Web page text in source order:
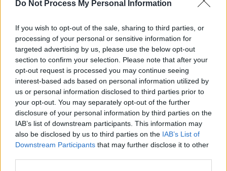
Do Not Process My Personal Information
If you wish to opt-out of the sale, sharing to third parties, or
processing of your personal or sensitive information for
targeted advertising by us, please use the below opt-out
section to confirm your selection. Please note that after your
opt-out request is processed you may continue seeing
interest-based ads based on personal information utilized by
us or personal information disclosed to third parties prior to
your opt-out. You may separately opt-out of the further
disclosure of your personal information by third parties on the
IAB’s list of downstream participants. This information may
also be disclosed by us to third parties on the IAB’s List of
Downstream Participants that may further disclose it to other
REPER
SENS
SOS (Șoșoacă)
POT (Gavrilă)
PACE (Peia)
Acțiunea Conservatoare (Târziu)
PDF (Lazarus)
PUSL (D. Voiculescu)
PNȚCD (Pavelescu)
PNCR (Terheș)